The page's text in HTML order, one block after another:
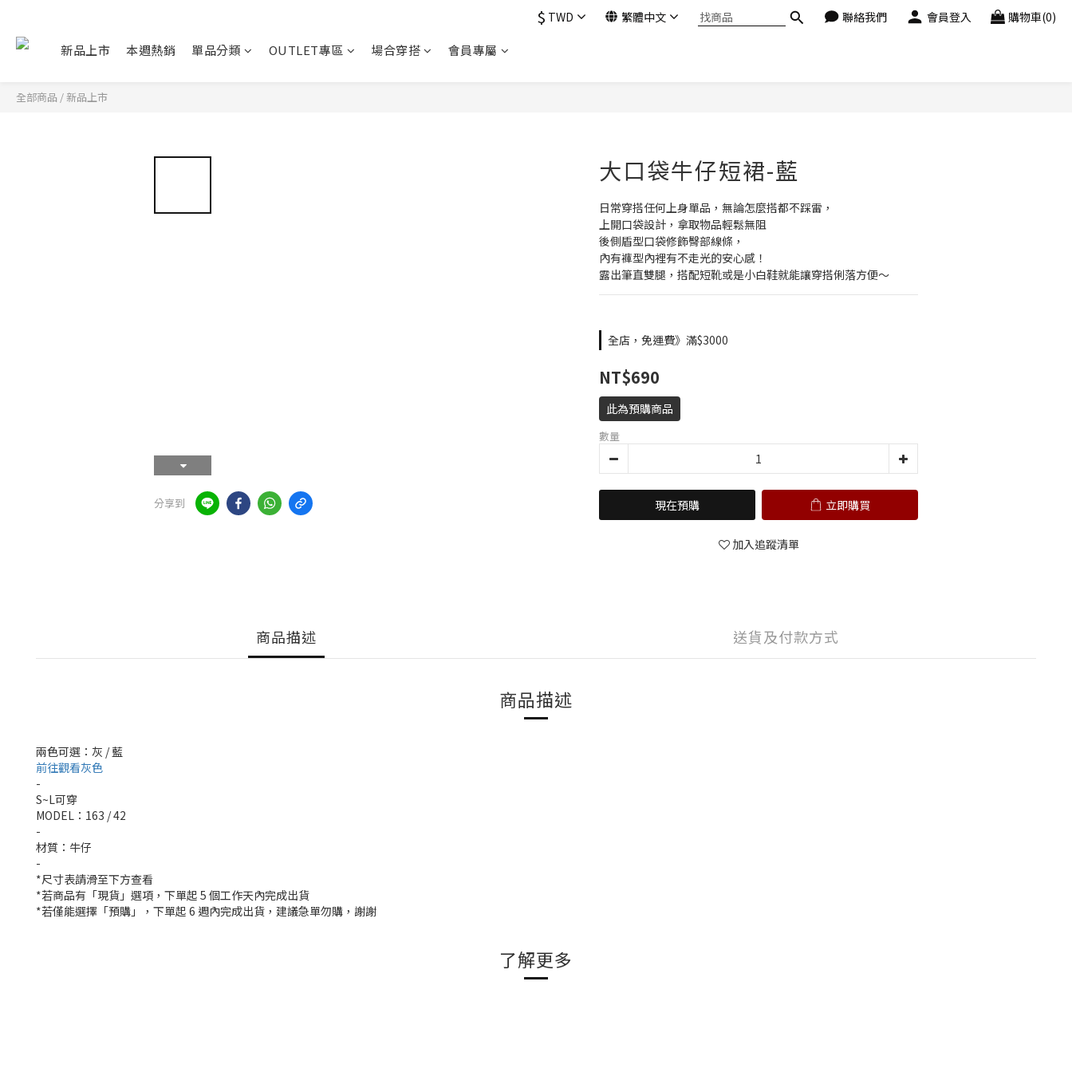
$ TWD 繁體中文 聯絡我們 會員登入 購物車(0)
新品上市 本週熱銷 單品分類 OUTLET專區 場合穿搭 會員專屬
全部商品 /新品上市
分享到
大口袋牛仔短裙-藍
日常穿搭任何上身單品，無論怎麼搭都不踩雷，
上開口袋設計，拿取物品輕鬆無阻
後側盾型口袋修飾臀部線條，
內有褲型內裡有不走光的安心感！
露出筆直雙腿，搭配短靴或是小白鞋就能讓穿搭俐落方便～
全店，免運費》滿$3000
NT$690
此為預購商品
數量
現在預購 立即購買
加入追蹤清單
商品描述 送貨及付款方式
商品描述
兩色可選：灰 / 藍
前往觀看灰色
-
S~L可穿
MODEL：163 / 42
-
材質：牛仔
-
*尺寸表請滑至下方查看
*若商品有「現貨」選項，下單起 5 個工作天內完成出貨
*若僅能選擇「預購」，下單起 6 週內完成出貨，建議急單勿購，謝謝
了解更多